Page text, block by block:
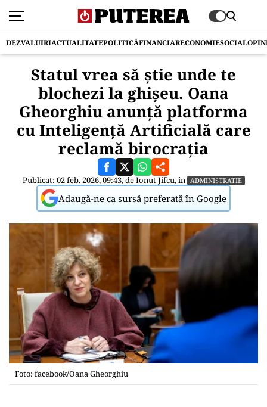
DEZVALUIRIACTUALITATEPOLITICĂFINANCIARECONOMIESOCIAL
Statul vrea să știe unde te
blochezi la ghișeu. Oana
Gheorghiu anunță platforma
cu Inteligență Artificială care
reclamă birocrația
Publicat: 02 feb. 2026, 09:43, deIonut Jifcu, în ADMINISTRATIE
Adaugă-ne ca sursă preferată în Google
Foto: facebook/Oana Gheorghiu